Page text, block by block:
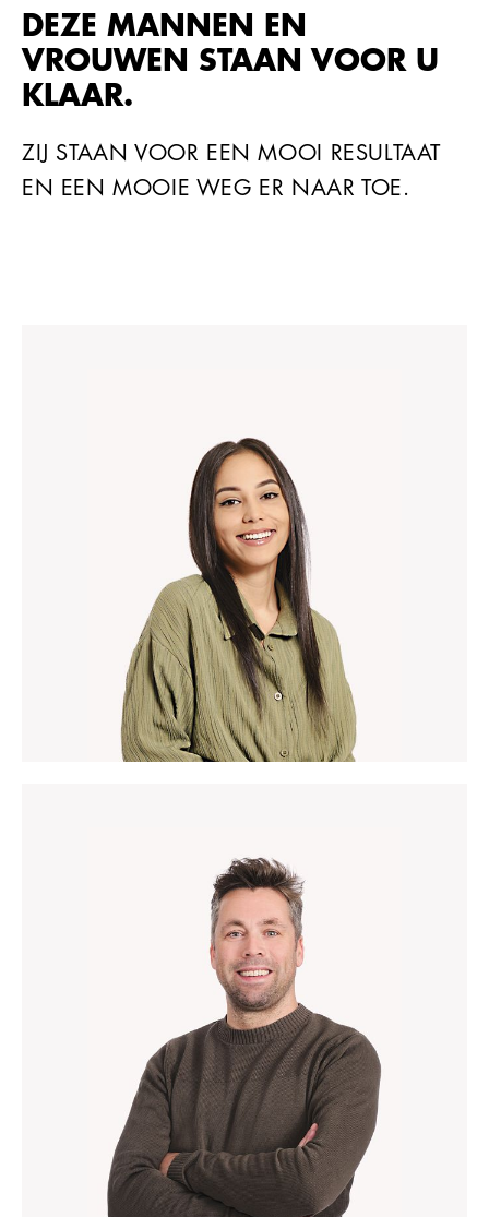
DEZE MANNEN EN
VROUWEN STAAN VOOR U
KLAAR.
ZIJ STAAN VOOR EEN MOOI RESULTAAT
EN EEN MOOIE WEG ER NAAR TOE.